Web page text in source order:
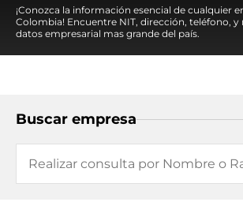
¡Conozca la información esencial de cualquier
Colombia! Encuentre NIT, dirección, teléfono, y
datos empresarial mas grande del país.
Buscar empresa